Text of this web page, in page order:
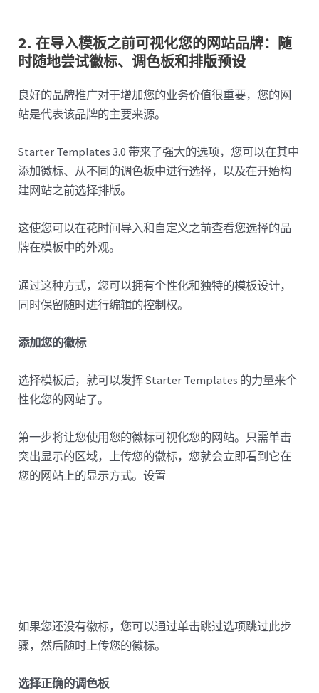
2. 在导入模板之前可视化您的网站品牌：随
时随地尝试徽标、调色板和排版预设
良好的品牌推广对于增加您的业务价值很重要，您的网
站是代表该品牌的主要来源。
Starter Templates 3.0 带来了强大的选项，您可以在其中
添加徽标、从不同的调色板中进行选择，以及在开始构
建网站之前选择排版。
这使您可以在花时间导入和自定义之前查看您选择的品
牌在模板中的外观。
通过这种方式，您可以拥有个性化和独特的模板设计，
同时保留随时进行编辑的控制权。
添加您的徽标
选择模板后，就可以发挥 Starter Templates 的力量来个
性化您的网站了。
第一步将让您使用您的徽标可视化您的网站。只需单击
突出显示的区域，上传您的徽标，您就会立即看到它在
您的网站上的显示方式。设置
如果您还没有徽标，您可以通过单击跳过选项跳过此步
骤，然后随时上传您的徽标。
选择正确的调色板